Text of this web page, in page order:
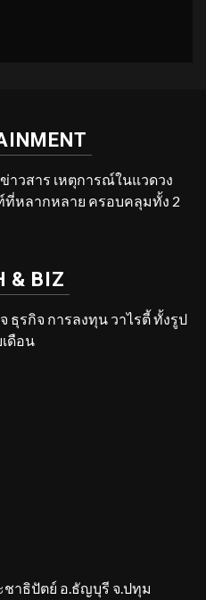
าวสาร เหตุการณ์ในแวดวง
ที่หลากหลาย ครอบคลุมทั้ง 2
& BIZ
ธุรกิจ การลงทุน วาไรตี้ ทั้งรูป
ดือน
ชาธิปัตย์ อ.ธัญบุรี จ.ปทุม